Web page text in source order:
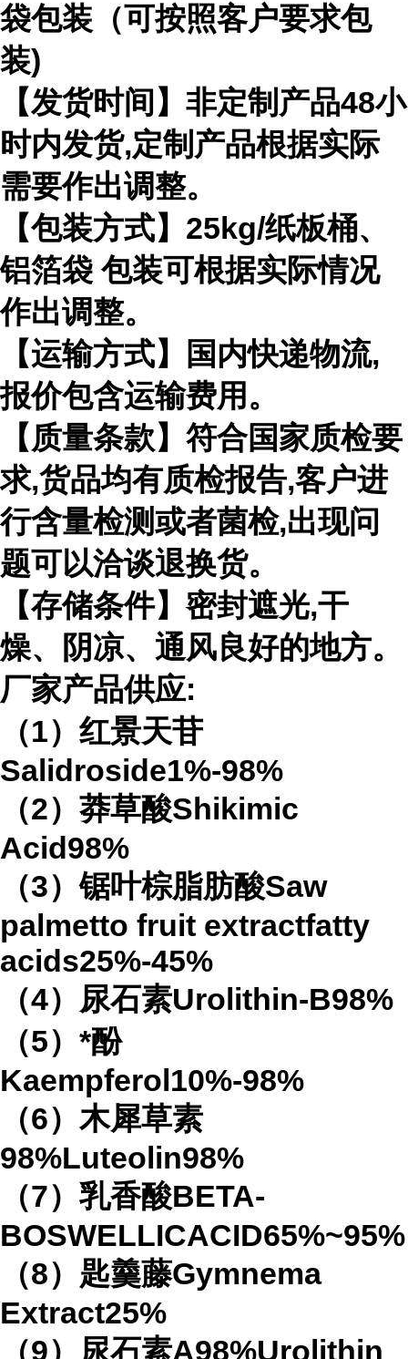
袋包装（可按照客户要求包
装)
【发货时间】非定制产品48小
时内发货,定制产品根据实际
需要作出调整。
【包装方式】25kg/纸板桶、
铝箔袋 包装可根据实际情况
作出调整。
【运输方式】国内快递物流,
报价包含运输费用。
【质量条款】符合国家质检要
求,货品均有质检报告,客户进
行含量检测或者菌检,出现问
题可以洽谈退换货。
【存储条件】密封遮光,干
燥、阴凉、通风良好的地方。
厂家产品供应:
（1）红景天苷
Salidroside1%-98%
（2）莽草酸Shikimic
Acid98%
（3）锯叶棕脂肪酸Saw
palmetto fruit extractfatty
acids25%-45%
（4）尿石素Urolithin-B98%
（5）*酚
Kaempferol10%-98%
（6）木犀草素
98%Luteolin98%
（7）乳香酸BETA-
BOSWELLICACID65%~95%
（8）匙羹藤Gymnema
Extract25%
（9）尿石素A98%Urolithin